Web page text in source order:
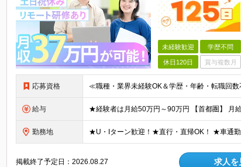
未経験歓迎 学歴不問
休日120日 賞与複数月
応募資格
給与
勤務地
掲載終了予定日：2026.08.27 求人を